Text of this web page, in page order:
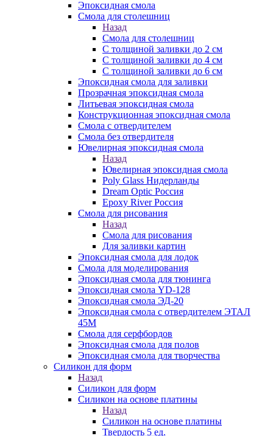
Эпоксидная смола
Смола для столешниц
Назад
Смола для столешниц
С толщиной заливки до 2 см
С толщиной заливки до 4 см
С толщиной заливки до 6 см
Эпоксидная смола для заливки
Прозрачная эпоксидная смола
Литьевая эпоксидная смола
Конструкционная эпоксидная смола
Смола с отвердителем
Смола без отвердителя
Ювелирная эпоксидная смола
Назад
Ювелирная эпоксидная смола
Poly Glass Нидерланды
Dream Optic Россия
Epoxy River Россия
Смола для рисования
Назад
Смола для рисования
Для заливки картин
Эпоксидная смола для лодок
Смола для моделирования
Эпоксидная смола для тюнинга
Эпоксидная смола YD-128
Эпоксидная смола ЭД-20
Эпоксидная смола с отвердителем ЭТАЛ
45М
Смола для серфбордов
Эпоксидная смола для полов
Эпоксидная смола для творчества
Силикон для форм
Назад
Силикон для форм
Силикон на основе платины
Назад
Силикон на основе платины
Твердость 5 ед.